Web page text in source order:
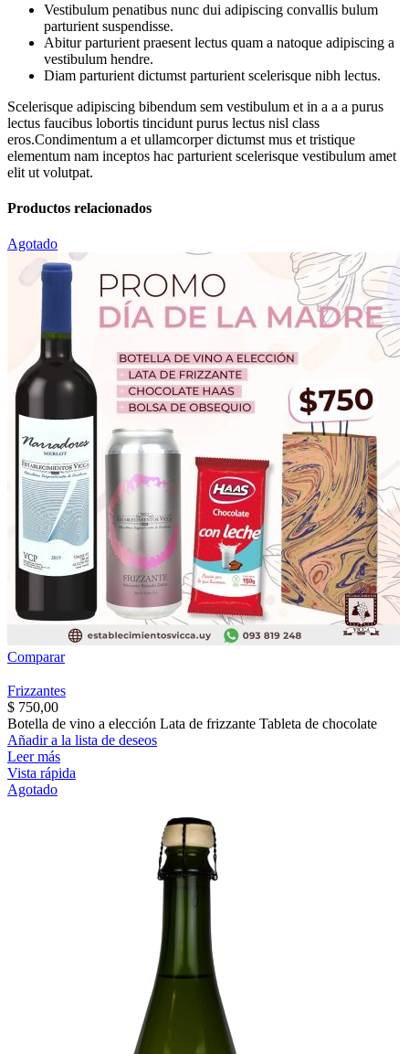
Vestibulum penatibus nunc dui adipiscing convallis bulum
parturient suspendisse.
Abitur parturient praesent lectus quam a natoque adipiscing a
vestibulum hendre.
Diam parturient dictumst parturient scelerisque nibh lectus.
Scelerisque adipiscing bibendum sem vestibulum et in a a a purus
lectus faucibus lobortis tincidunt purus lectus nisl class
eros.Condimentum a et ullamcorper dictumst mus et tristique
elementum nam inceptos hac parturient scelerisque vestibulum amet
elit ut volutpat.
Productos relacionados
Agotado
Comparar
Frizzantes
$ 750,00
Botella de vino a elección Lata de frizzante Tableta de chocolate
Añadir a la lista de deseos
Leer más
Vista rápida
Agotado